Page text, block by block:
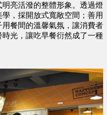
亮活潑的整體形象。透過燈
，採開放式寬敞空間；善用
餐間的溫馨氣氛，讓消費者
光，讓吃早餐衍然成了一種